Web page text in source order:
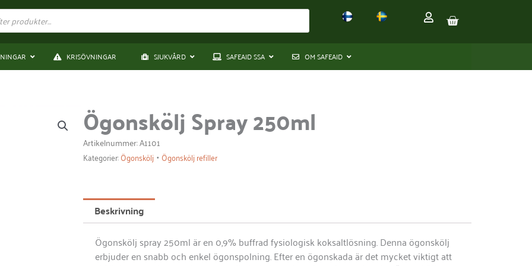
VARUKORG
KRISÖVNINGAR SJUKVÅRD SAFEAID SSA OM SAFEAID
Ögonskölj Spray 250ml
Artikelnummer: A1101
Kategorier:Ögonskölj • Ögonskölj refiller
Beskrivning
Ögonskölj spray 250ml är en 0,9% buffrad fysiologisk koksaltlösning. Denna ögonskölj
erbjuder en snabb och enkel ögonspolning. Efter en ögonskada är det mycket viktigt att